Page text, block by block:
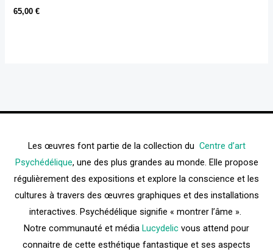
65,00€
Les œuvres font partie de la collection du Centre d’art
Psychédélique, une des plus grandes au monde. Elle propose
régulièrement des expositions et explore la conscience et les
cultures à travers des œuvres graphiques et des installations
interactives. Psychédélique signifie « montrer l’âme ».
Notre communauté et média Lucydelic vous attend pour
connaitre de cette esthétique fantastique et ses aspects